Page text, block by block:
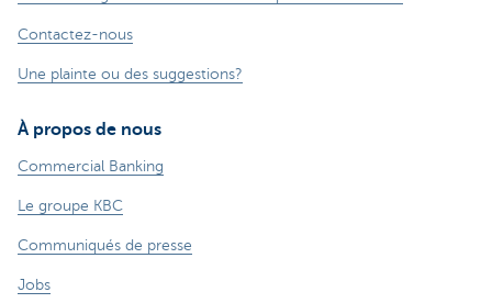
Contactez-nous
Une plainte ou des suggestions?
À propos de nous
Commercial Banking
Le groupe KBC
Communiqués de presse
Jobs